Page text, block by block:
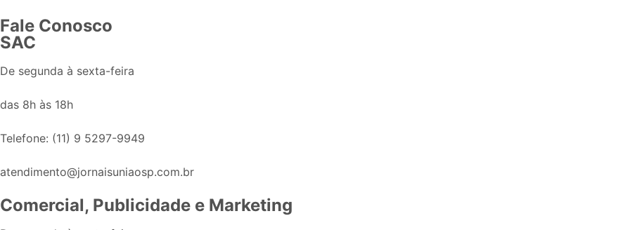
Fale Conosco
SAC
De segunda à sexta-feira
das 8h às 18h
Telefone: (11) 9 5297-9949
atendimento@jornaisuniaosp.com.br
Comercial, Publicidade e Marketing